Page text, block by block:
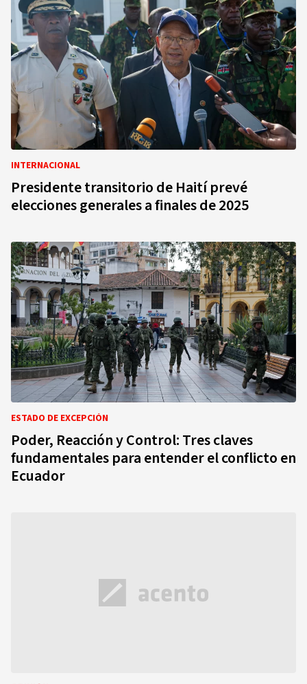
INTERNACIONAL
Presidente transitorio de Haití prevé
elecciones generales a finales de 2025
ESTADO DE EXCEPCIÓN
Poder, Reacción y Control: Tres claves
fundamentales para entender el conflicto en
Ecuador